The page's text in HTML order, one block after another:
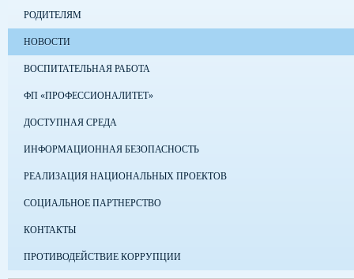
РОДИТЕЛЯМ
НОВОСТИ
ВОСПИТАТЕЛЬНАЯ РАБОТА
ФП «ПРОФЕССИОНАЛИТЕТ»
ДОСТУПНАЯ СРЕДА
ИНФОРМАЦИОННАЯ БЕЗОПАСНОСТЬ
РЕАЛИЗАЦИЯ НАЦИОНАЛЬНЫХ ПРОЕКТОВ
СОЦИАЛЬНОЕ ПАРТНЕРСТВО
КОНТАКТЫ
ПРОТИВОДЕЙСТВИЕ КОРРУПЦИИ